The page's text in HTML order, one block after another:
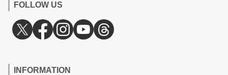
FOLLOW US
INFORMATION